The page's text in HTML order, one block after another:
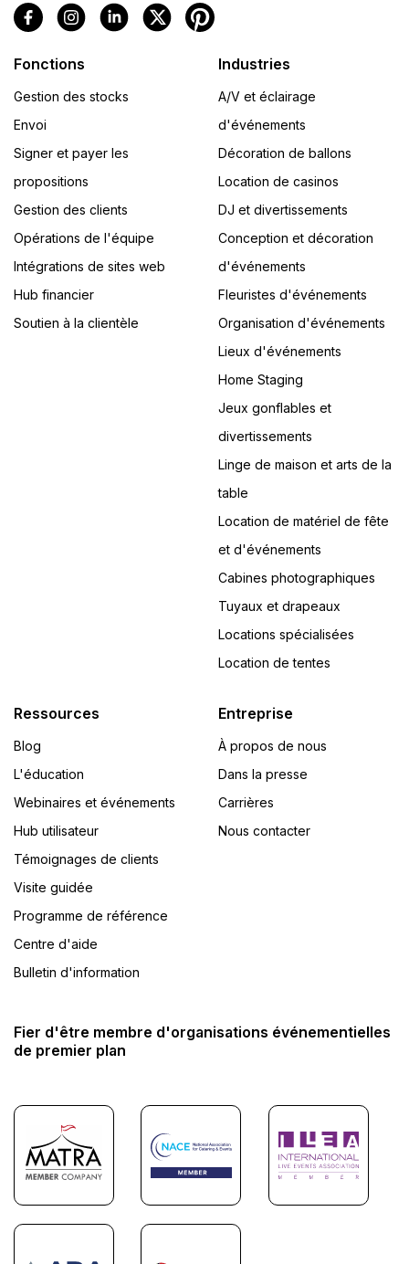
Fonctions
Gestion des stocks
Envoi
Signer et payer les
propositions
Gestion des clients
Opérations de l'équipe
Intégrations de sites web
Hub financier
Soutien à la clientèle
Industries
A/V et éclairage
d'événements
Décoration de ballons
Location de casinos
DJ et divertissements
Conception et décoration
d'événements
Fleuristes d'événements
Organisation d'événements
Lieux d'événements
Home Staging
Jeux gonflables et
divertissements
Linge de maison et arts de la
table
Location de matériel de fête
et d'événements
Cabines photographiques
Tuyaux et drapeaux
Locations spécialisées
Location de tentes
Ressources
Blog
L'éducation
Webinaires et événements
Hub utilisateur
Témoignages de clients
Visite guidée
Programme de référence
Centre d'aide
Bulletin d'information
Entreprise
À propos de nous
Dans la presse
Carrières
Nous contacter
Fier d'être membre d'organisations événementielles
de premier plan